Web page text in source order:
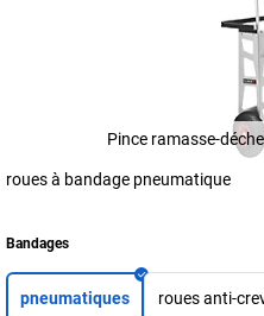
Pince ramasse-
roues à bandage pneumatique
Bandages
pneumatiques roues anti-